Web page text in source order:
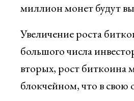
миллион монет будут
Увеличение роста
большого числа
вторых, рост биткоина
блокчейном, что в